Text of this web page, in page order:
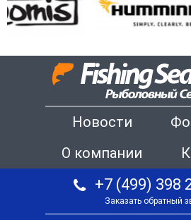
Новости
О компании
+7 (499) 398
Заказать обратный